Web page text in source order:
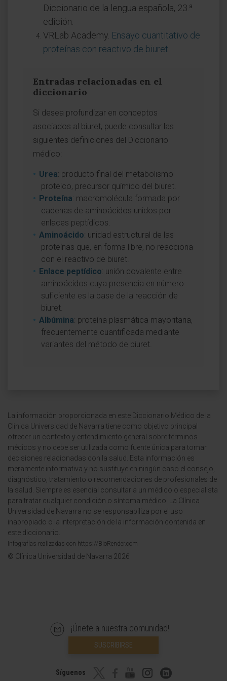
Diccionario de la lengua española, 23.ª
edición.
VRLab Academy. Ensayo cuantitativo de
proteínas con reactivo de biuret
Entradas relacionadas en el
diccionario
Si desea profundizar en conceptos
asociados al biuret, puede consultar las
siguientes definiciones del Diccionario
médico:
Urea: producto final del metabolismo
proteico, precursor químico del biuret.
Proteína: macromolécula formada por
cadenas de aminoácidos unidos por
enlaces peptídicos.
Aminoácido: unidad estructural de las
proteínas que, en forma libre, no reacciona
con el reactivo de biuret.
Enlace peptídico: unión covalente entre
aminoácidos cuya presencia en número
suficiente es la base de la reacción de
biuret.
Albúmina: proteína plasmática mayoritaria,
frecuentemente cuantificada mediante
variantes del método de biuret.
La información proporcionada en este Diccionario Médico de la
Clínica Universidad de Navarra tiene como objetivo principal
ofrecer un contexto y entendimiento general sobre términos
médicos y no debe ser utilizada como fuente única para tomar
decisiones relacionadas con la salud. Esta información es
meramente informativa y no sustituye en ningún caso el consejo,
diagnóstico, tratamiento o recomendaciones de profesionales de
la salud. Siempre es esencial consultar a un médico o especialista
para tratar cualquier condición o síntoma médico. La Clínica
Universidad de Navarra no se responsabiliza por el uso
inapropiado o la interpretación de la información contenida en
este diccionario.
Infografías realizadas con https://BioRender.com
© Clínica Universidad de Navarra 2026
¡Únete a nuestra comunidad!
SUSCRIBIRSE
Síguenos